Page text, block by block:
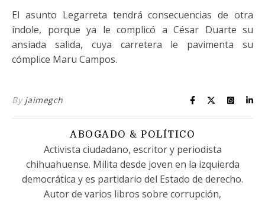
El asunto Legarreta tendrá consecuencias de otra
índole, porque ya le complicó a César Duarte su
ansiada salida, cuya carretera le pavimenta su
cómplice Maru Campos.
By jaimegch
ABOGADO & POLÍTICO
Activista ciudadano, escritor y periodista
chihuahuense. Milita desde joven en la izquierda
democrática y es partidario del Estado de derecho.
Autor de varios libros sobre corrupción,